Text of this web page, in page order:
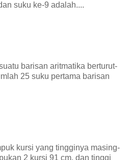
suku ke-9 adalah....
barisan aritmatika berturut-
25 suku pertama barisan
kursi yang tingginya masing-
2 kursi 91 cm, dan tinggi